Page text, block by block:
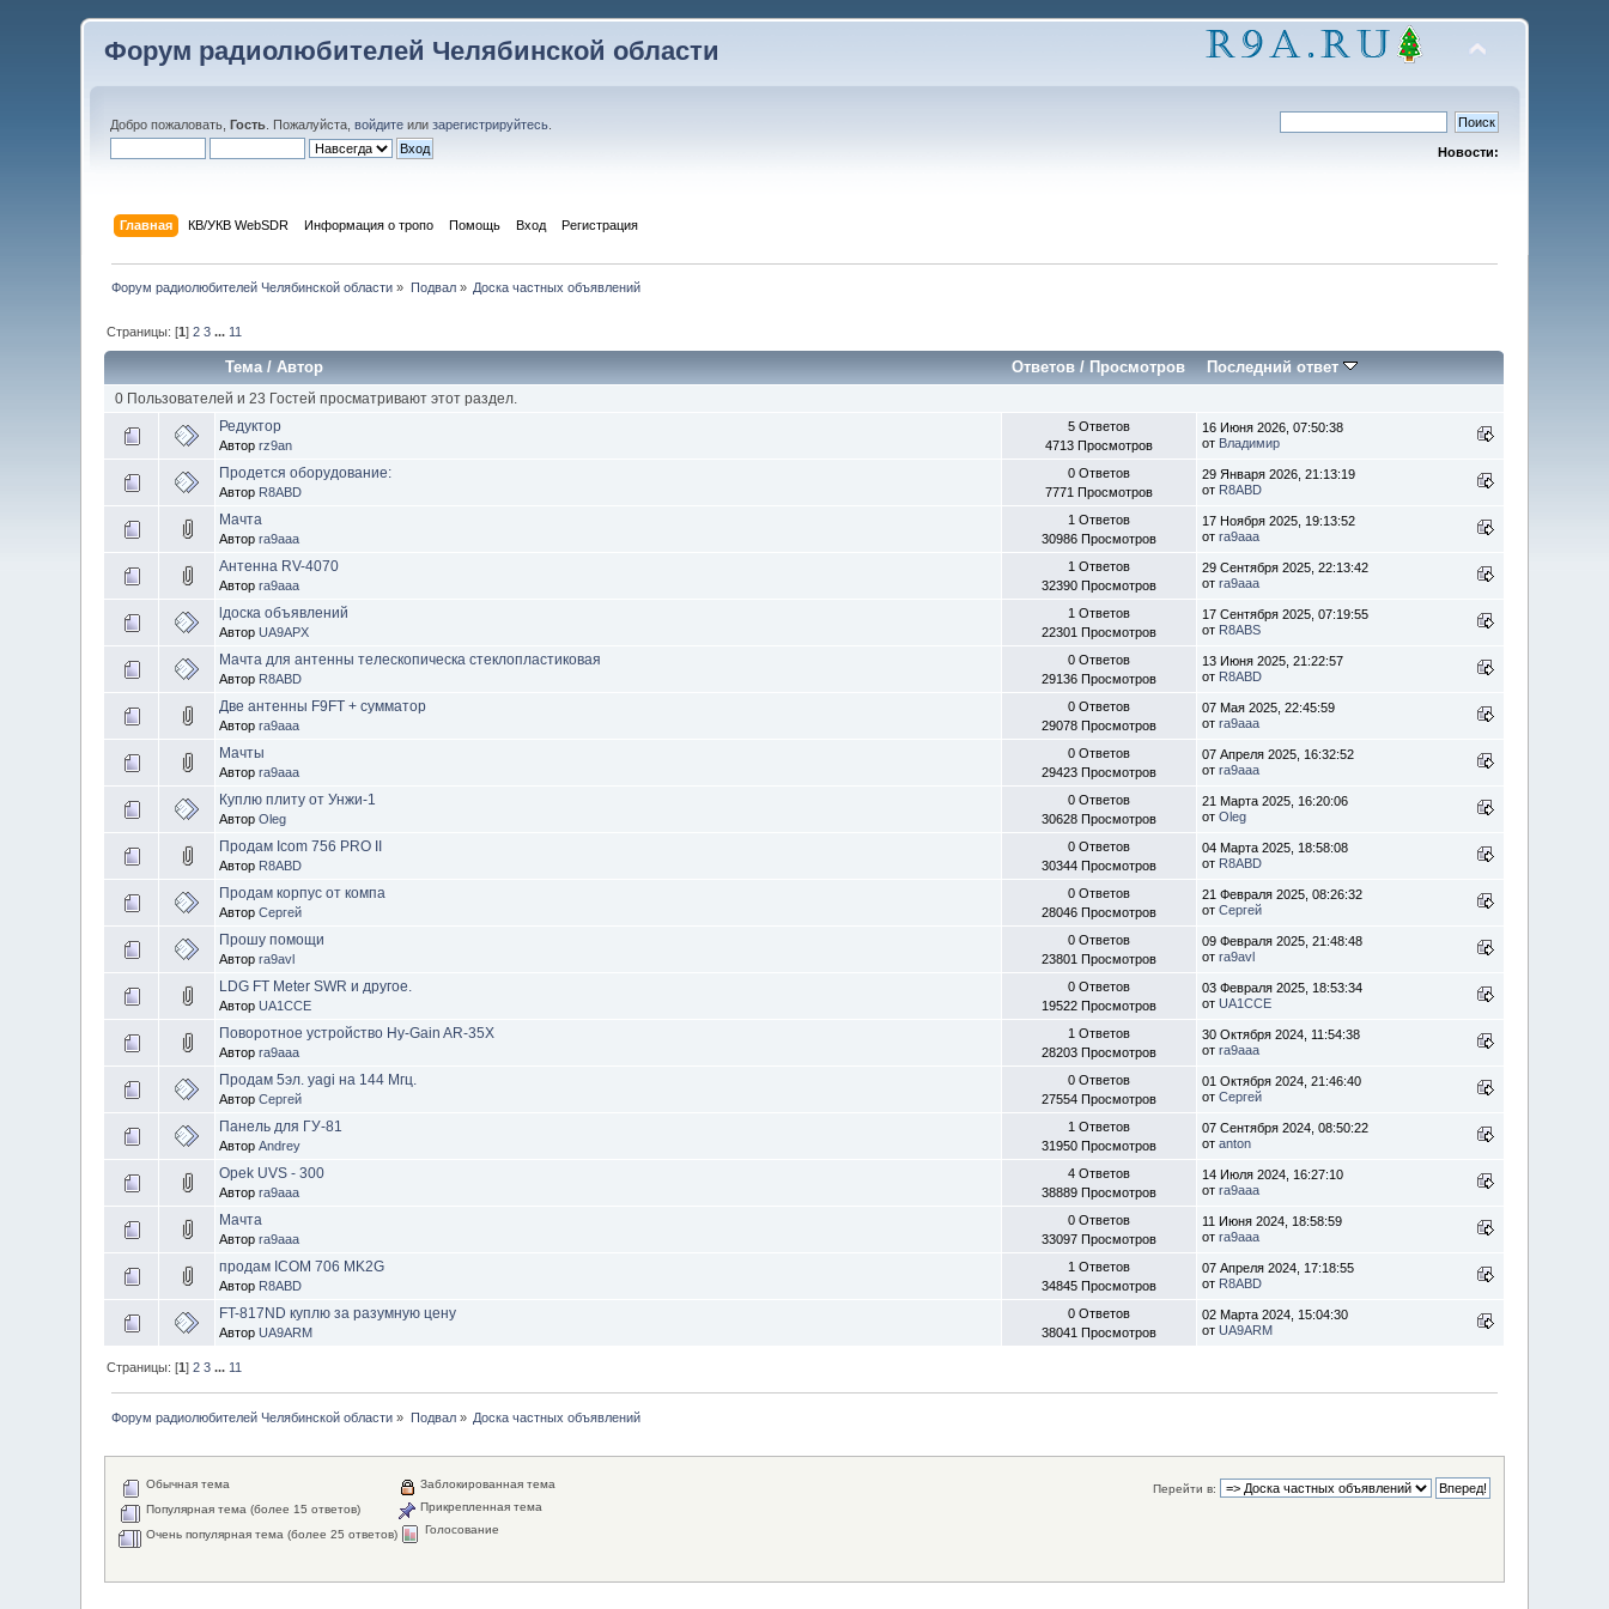
Форум радиолюбителей Челябинской области
Добро пожаловать,Гость . Пожалуйста,войдите илизарегистрируйтесь
Новости:
Главная КВ/УКВ WebSDR Информация о тропо Помощь Вход Регистрация
Форум радиолюбителей Челябинской области » Подвал» Доска частных объявлений
Страницы: [1]2 3 ... 11
Тема/Автор Ответов /Просмотров Последний ответ
0 Пользователей и 23 Гостей просматривают этот раздел.
Редуктор
Авторrz9an
5 Ответов
4713 Просмотров
16 Июня 2026, 07:50:38
от Владимир
Продется оборудование:
Автор R8ABD
0 Ответов
7771 Просмотров
29 Января 2026, 21:13:19
от R8ABD
Мачта
Авторra9aaa
1 Ответов
30986 Просмотров
17 Ноября 2025, 19:13:52
отra9aaa
Антенна RV-4070
Авторra9aaa
1 Ответов
32390 Просмотров
29 Сентября 2025, 22:13:42
отra9aaa
lдоска объявлений
АвторUA9APX
1 Ответов
22301 Просмотров
17 Сентября 2025, 07:19:55
от R8ABS
Мачта для антенны телескопическа стеклопластиковая
Автор R8ABD
0 Ответов
29136 Просмотров
13 Июня 2025, 21:22:57
от R8ABD
Две антенны F9FT + сумматор
Авторra9aaa
0 Ответов
29078 Просмотров
07 Мая 2025, 22:45:59
отra9aaa
Мачты
Авторra9aaa
0 Ответов
29423 Просмотров
07 Апреля 2025, 16:32:52
отra9aaa
Куплю плиту от Унжи-1
АвторOleg
0 Ответов
30628 Просмотров
21 Марта 2025, 16:20:06
отOleg
Продам Icom 756 PRO II
Автор R8ABD
0 Ответов
30344 Просмотров
04 Марта 2025, 18:58:08
от R8ABD
Продам корпус от компа
АвторСергей
0 Ответов
28046 Просмотров
21 Февраля 2025, 08:26:32
отСергей
Прошу помощи
Авторra9avl
0 Ответов
23801 Просмотров
09 Февраля 2025, 21:48:48
отra9avl
LDG FT Meter SWR и другое.
АвторUA1CCE
0 Ответов
19522 Просмотров
03 Февраля 2025, 18:53:34
отUA1CCE
Поворотное устройство Hy-Gain AR-35X
Авторra9aaa
1 Ответов
28203 Просмотров
30 Октября 2024, 11:54:38
отra9aaa
Продам 5эл. yagi на 144 Мгц.
АвторСергей
0 Ответов
27554 Просмотров
01 Октября 2024, 21:46:40
отСергей
Панель для ГУ-81
АвторAndrey
1 Ответов
31950 Просмотров
07 Сентября 2024, 08:50:22
отanton
Opek UVS - 300
Авторra9aaa
4 Ответов
38889 Просмотров
14 Июля 2024, 16:27:10
отra9aaa
Мачта
Авторra9aaa
0 Ответов
33097 Просмотров
11 Июня 2024, 18:58:59
отra9aaa
продам ICOM 706 MK2G
Автор R8ABD
1 Ответов
34845 Просмотров
07 Апреля 2024, 17:18:55
от R8ABD
FT-817ND куплю за разумную цену
АвторUA9ARM
0 Ответов
38041 Просмотров
02 Марта 2024, 15:04:30
отUA9ARM
Страницы: [1]2 3 ... 11
Форум радиолюбителей Челябинской области » Подвал» Доска частных объявлений
Перейти в:
Обычная тема
Популярная тема (более 15 ответов)
Очень популярная тема (более 25 ответов)
Заблокированная тема
Прикрепленная тема
Голосование